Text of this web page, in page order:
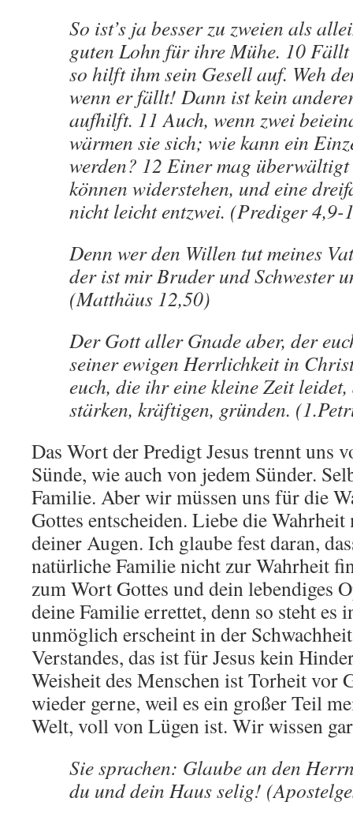
So ist’s ja besser zu zweien als
guten Lohn für ihre Mühe. 10
so hilft ihm sein Gesell auf. Weh
wenn er fällt! Dann ist kein
aufhilft. 11 Auch, wenn zwei
wärmen sie sich; wie kann ein
werden? 12 Einer mag
können widerstehen, und eine
nicht leicht entzwei. (Prediger 4,9-
Denn wer den Willen tut meines
der ist mir Bruder und Schwester
(Matthäus 12,50)
Der Gott aller Gnade aber, der
seiner ewigen Herrlichkeit in
euch, die ihr eine kleine Zeit
stärken, kräftigen, gründen.
Das Wort der Predigt Jesus trennt uns
Sünde, wie auch von jedem Sünder.
Familie. Aber wir müssen uns für die
Gottes entscheiden. Liebe die
deiner Augen. Ich glaube fest daran,
natürliche Familie nicht zur Wahrheit
zum Wort Gottes und dein lebendiges
deine Familie errettet, denn so steht es
unmöglich erscheint in der
Verstandes, das ist für Jesus kein
Weisheit des Menschen ist Torheit vor
wieder gerne, weil es ein großer Teil
Welt, voll von Lügen ist. Wir wissen
Sie sprachen: Glaube an den
du und dein Haus selig!